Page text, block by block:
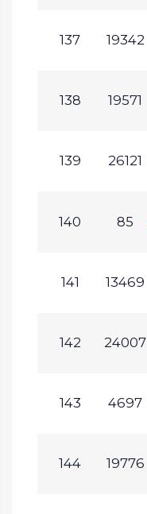
137 19342
138 19571
139 26121
140 85
141 13469
142 24007
143 4697
144 19776